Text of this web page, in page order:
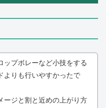
ップボレーなど小技をする
よりも行いやすかったで
ージと割と近めの上がり方